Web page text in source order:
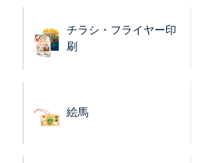
チラシ・フライヤー印
刷
絵馬